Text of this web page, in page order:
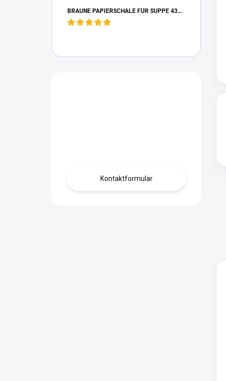
BRAUNE PAPIERSCHALE FÜR SUPPE 435ML – 20 PKG × 25 STK
Kontaktformular